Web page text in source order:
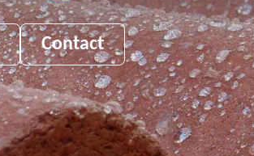
Contact